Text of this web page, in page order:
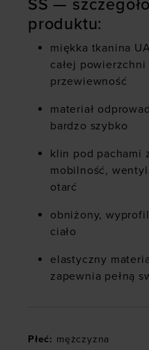
SS —
produktu:
miękka tkanina
całej
przewiewność
materiał
bardzo szybko
klin pod pachami
mobilność,
otarć
obniżony,
ciało
elastyczny
zapewnia pełną
Płeć: mężczyzna